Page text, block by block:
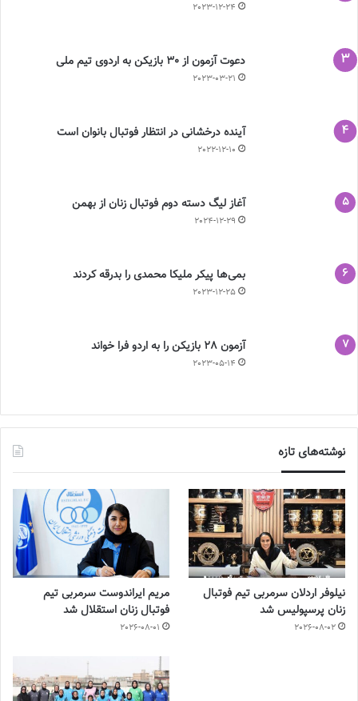
2023-12-24
دعوت آزمون از 30 بازیکن به اردوی تیم ملی
2023-03-21
آینده درخشانی در انتظار فوتبال بانوان است
2022-12-10
آغاز لیگ دسته دوم فوتبال زنان از بهمن
2024-12-29
بمی‌ها پیکر ملیکا محمدی را بدرقه کردند
2023-12-25
آزمون 28 بازیکن را به اردو فرا خواند
2023-05-14
نوشته‌های تازه
نیلوفر اردلان سرمربی تیم فوتبال
زنان پرسپولیس شد
2026-08-02
مریم ایراندوست سرمربی تیم
فوتبال زنان استقلال شد
2026-08-01